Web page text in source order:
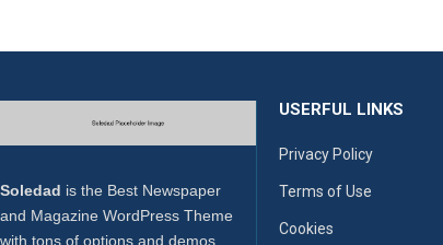
Soledad is the Best Newspaper
and Magazine WordPress Theme
with tons of options and demos
USERFUL LINKS
Privacy Policy
Terms of Use
Cookies